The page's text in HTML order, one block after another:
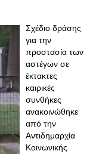
Σχέδιο δράσης
για την
προστασία των
αστέγων σε
έκτακτες
καιρικές
συνθήκες
ανακοινώθηκε
από την
Αντιδημαρχία
Κοινωνικής